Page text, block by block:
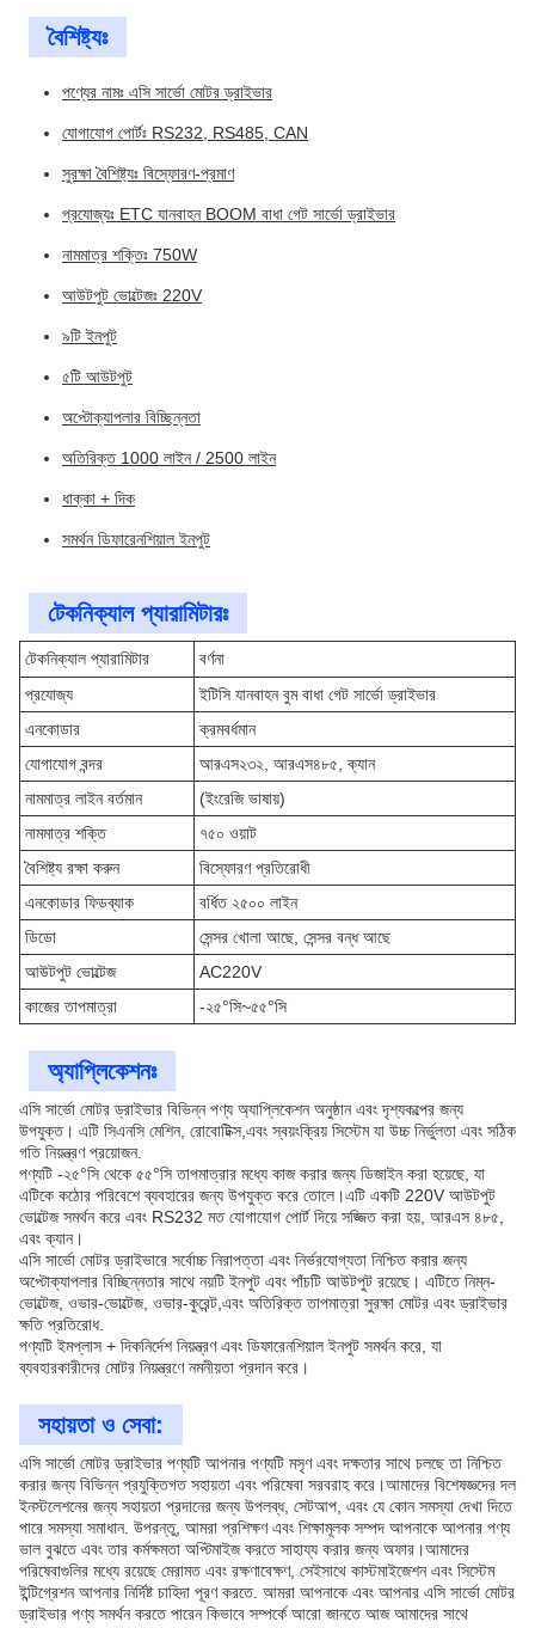
বৈশিষ্ট্যঃ
পণ্যের নামঃ এসি সার্ভো মোটর ড্রাইভার
যোগাযোগ পোর্টঃ RS232, RS485, CAN
সুরক্ষা বৈশিষ্ট্যঃ বিস্ফোরণ-প্রমাণ
প্রযোজ্যঃ ETC যানবাহন BOOM বাধা গেট সার্ভো ড্রাইভার
নামমাত্র শক্তিঃ 750W
আউটপুট ভোল্টেজঃ 220V
৯টি ইনপুট
৫টি আউটপুট
অপ্টোক্যাপলার বিচ্ছিন্নতা
অতিরিক্ত 1000 লাইন / 2500 লাইন
ধাক্কা + দিক
সমর্থন ডিফারেনশিয়াল ইনপুট
টেকনিক্যাল প্যারামিটারঃ
টেকনিক্যাল প্যারামিটার
বর্ণনা
প্রযোজ্য
ইটিসি যানবাহন বুম বাধা গেট সার্ভো ড্রাইভার
এনকোডার
ক্রমবর্ধমান
যোগাযোগ বন্দর
আরএস২৩২, আরএস৪৮৫, ক্যান
নামমাত্র লাইন বর্তমান
(ইংরেজি ভাষায়)
নামমাত্র শক্তি
৭৫০ ওয়াট
বৈশিষ্ট্য রক্ষা করুন
বিস্ফোরণ প্রতিরোধী
এনকোডার ফিডব্যাক
বর্ধিত ২৫০০ লাইন
ডিডো
সেন্সর খোলা আছে, সেন্সর বন্ধ আছে
আউটপুট ভোল্টেজ
AC220V
কাজের তাপমাত্রা
-২৫°সি~৫৫°সি
অ্যাপ্লিকেশনঃ
এসি সার্ভো মোটর ড্রাইভার বিভিন্ন পণ্য অ্যাপ্লিকেশন অনুষ্ঠান এবং দৃশ্যকল্পের জন্য
উপযুক্ত। এটি সিএনসি মেশিন, রোবোটিক্স,এবং স্বয়ংক্রিয় সিস্টেম যা উচ্চ নির্ভুলতা এবং সঠিক
গতি নিয়ন্ত্রণ প্রয়োজন.
পণ্যটি -২৫°সি থেকে ৫৫°সি তাপমাত্রার মধ্যে কাজ করার জন্য ডিজাইন করা হয়েছে, যা
এটিকে কঠোর পরিবেশে ব্যবহারের জন্য উপযুক্ত করে তোলে।এটি একটি 220V আউটপুট
ভোল্টেজ সমর্থন করে এবং RS232 মত যোগাযোগ পোর্ট দিয়ে সজ্জিত করা হয়, আরএস ৪৮৫,
এবং ক্যান।
এসি সার্ভো মোটর ড্রাইভারে সর্বোচ্চ নিরাপত্তা এবং নির্ভরযোগ্যতা নিশ্চিত করার জন্য
অপ্টোক্যাপলার বিচ্ছিন্নতার সাথে নয়টি ইনপুট এবং পাঁচটি আউটপুট রয়েছে। এটিতে নিম্ন-
ভোল্টেজ, ওভার-ভোল্টেজ, ওভার-কুরেন্ট,এবং অতিরিক্ত তাপমাত্রা সুরক্ষা মোটর এবং ড্রাইভার
ক্ষতি প্রতিরোধ.
পণ্যটি ইমপ্লাস + দিকনির্দেশ নিয়ন্ত্রণ এবং ডিফারেনশিয়াল ইনপুট সমর্থন করে, যা
ব্যবহারকারীদের মোটর নিয়ন্ত্রণে নমনীয়তা প্রদান করে।
সহায়তা ও সেবা:
এসি সার্ভো মোটর ড্রাইভার পণ্যটি আপনার পণ্যটি মসৃণ এবং দক্ষতার সাথে চলছে তা নিশ্চিত
করার জন্য বিভিন্ন প্রযুক্তিগত সহায়তা এবং পরিষেবা সরবরাহ করে।আমাদের বিশেষজ্ঞদের দল
ইনস্টলেশনের জন্য সহায়তা প্রদানের জন্য উপলব্ধ, সেটআপ, এবং যে কোন সমস্যা দেখা দিতে
পারে সমস্যা সমাধান. উপরন্তু, আমরা প্রশিক্ষণ এবং শিক্ষামূলক সম্পদ আপনাকে আপনার পণ্য
ভাল বুঝতে এবং তার কর্মক্ষমতা অপ্টিমাইজ করতে সাহায্য করার জন্য অফার।আমাদের
পরিষেবাগুলির মধ্যে রয়েছে মেরামত এবং রক্ষণাবেক্ষণ, সেইসাথে কাস্টমাইজেশন এবং সিস্টেম
ইন্টিগ্রেশন আপনার নির্দিষ্ট চাহিদা পূরণ করতে. আমরা আপনাকে এবং আপনার এসি সার্ভো মোটর
ড্রাইভার পণ্য সমর্থন করতে পারেন কিভাবে সম্পর্কে আরো জানতে আজ আমাদের সাথে